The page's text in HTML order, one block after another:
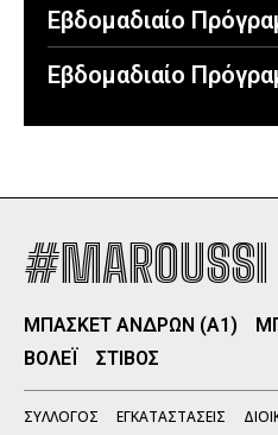
Εβδομαδιαίο
Εβδομαδιαίο
ΜΠΑΣΚΕΤ ΑΝΔΡΩΝ (Α1)
ΒΟΛΕΪ
ΣΤΙΒΟΣ
ΣΥΛΛΟΓΟΣ ΕΓΚΑΤΑΣΤΑΣΕΙΣ